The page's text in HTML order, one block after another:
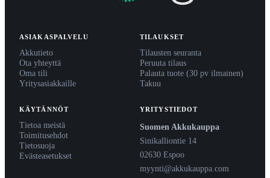
ASIAKASPALVELU
Akkutieto
Ota yhteyttä
Oma tili
Yritysasiakkaille
TILAUKSET
Tilausten seuranta
Peruuta tilaus
Palauta tuote (30 pv ilmainen)
Takuu
KÄYTÄNNÖT
Tietoa meistä
Toimitusehdot
Tietosuoja
Evästeasetukset
YRITYSTIEDOT
Suomen Akkukauppa
Sinikalliontie 14
02630 Espoo
myynti@akkukauppa.com